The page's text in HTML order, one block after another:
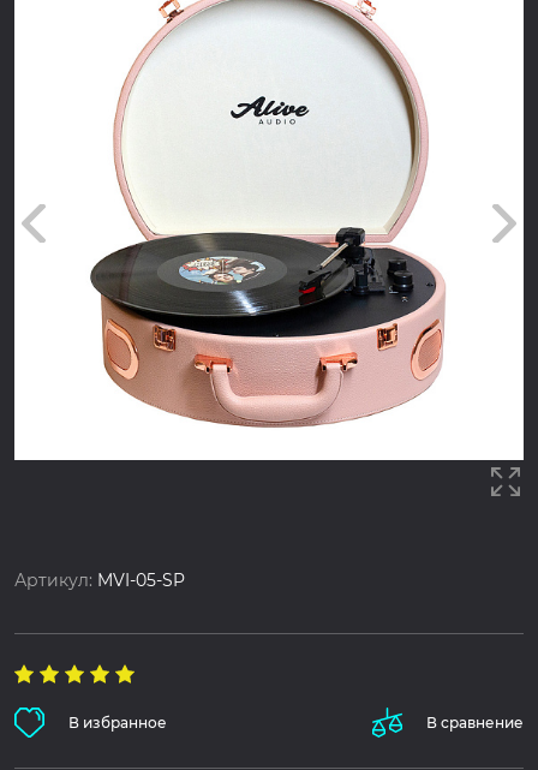
Артикул: MVI-05-SP
В избранное В сравнение